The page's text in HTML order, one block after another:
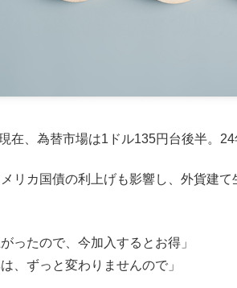
在、為替市場は1ドル135円台後半。
リカ国債の利上げも影響し、外貨建
がったので、今加入するとお得」
は、ずっと変わりませんので」